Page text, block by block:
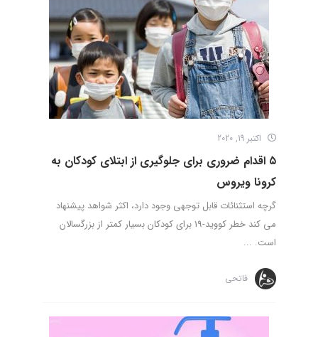
اکتبر 19, 2020
٥ اقدام ضروری برای جلوگیری از ابتلای کودکان به
کرونا ویروس
گرچه استثنائات قابل توجهی وجود دارد، اکثر شواهد پیشنهاد
می­ کند خطر کووید-19 برای کودکان بسیار کم­تر از بزرگسالان
است. ...
فاتحی